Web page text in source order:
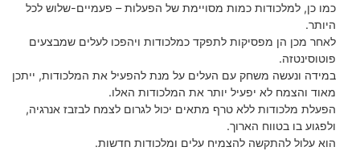
כמו כן, למלכודות כמות מסויימת של הפעלות – פעמיים-שלוש לכל
היותר.
לאחר מכן הן מפסיקות לתפקד כמלכודות ויהפכו לעלים שמבצעים
פוטוסינטזה.
במידה ונעשה משחק עם העלים על מנת להפעיל את המלכודות, ייתכן
מאוד והצמח לא יפעיל יותר את המלכודות האלו.
הפעלת מלכודות ללא טרף מתאים יכול לגרום לצמח לבזבז אנרגיה,
ולפגוע בו בטווח הארוך.
הוא עלול להתקשה להצמיח עלים ומלכודות חדשות.